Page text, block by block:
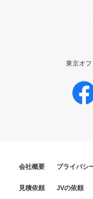
東京オ
会社概要 プライバシ
見積依頼 JVの依頼